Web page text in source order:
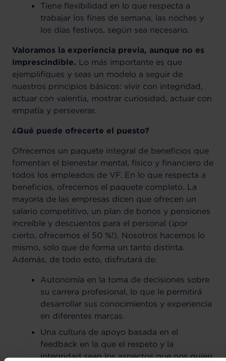
Tiene flexibilidad en lo que respecta a
trabajar los fines de semana, las noches y
los días festivos, según sea necesario.
Valoramos la experiencia previa, aunque no es
imprescindible. Lo más importante es que
ejemplifiques y seas un modelo a seguir de
nuestros principios básicos: vivir con integridad,
actuar con valentía, mostrar curiosidad, actuar con
empatía y perseverar.
¿Qué puede ofrecerte el puesto?
Ofrecemos un paquete integral de beneficios que
fomentan el bienestar mental, físico y financiero de
todos los empleados de VF. En lo que respecta a
beneficios, ofrecemos el paquete completo. La
mayoría de las empresas dicen que ofrecen un
salario competitivo, un plan de bonos y pensiones
increíble y descuentos para el personal (¡por
cierto, ofrecemos el 50 %!). Nosotros hacemos lo
mismo, solo que de forma un tanto distinta.
Además, de todo esto, disfrutará de:
Autonomía en la toma de decisiones sobre
su carrera profesional, lo que le permitirá
desarrollar sus conocimientos y experiencia
en diferentes marcas.
Una cultura de apoyo basada en el
feedback en la que el respeto y la
integridad sean los aspectos que nos guíen